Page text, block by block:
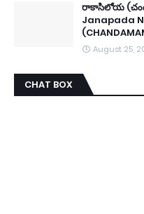
రాకాసిలోయ
Janapada
August 25,
CHAT BOX